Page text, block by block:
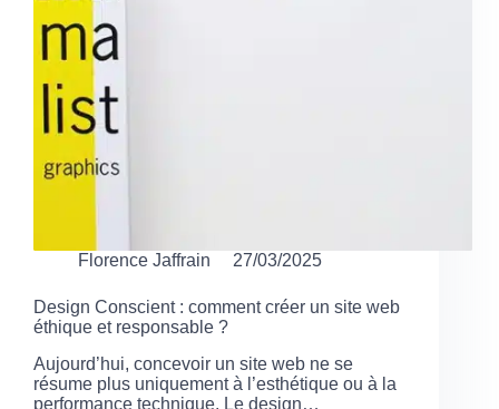
Florence Jaffrain 27/03/2025
Design Conscient : comment créer un site web
éthique et responsable ?
Aujourd’hui, concevoir un site web ne se
résume plus uniquement à l’esthétique ou à la
performance technique. Le design…